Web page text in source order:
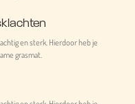
en sterk. Hierdoor heb je
grasmat.